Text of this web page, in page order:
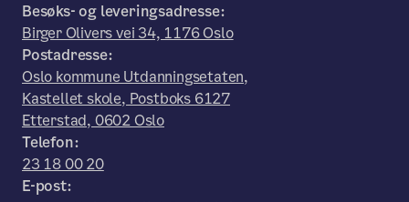
Besøks- og leveringsadresse:
Birger Olivers vei 34, 1176 Oslo
Postadresse:
Oslo kommune Utdanningsetaten,
Kastellet skole, Postboks 6127
Etterstad, 0602 Oslo
Telefon:
23 18 00 20
E-post: